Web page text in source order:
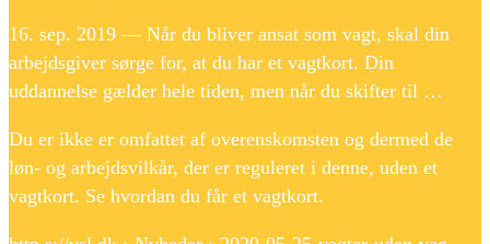
16. sep. 2019 — Når du bliver ansat som vagt, skal din
arbejdsgiver sørge for, at du har et vagtkort. Din
uddannelse gælder hele tiden, men når du skifter til …
Du er ikke er omfattet af overenskomsten og dermed de
løn- og arbejdsvilkår, der er reguleret i denne, uden et
vagtkort. Se hvordan du får et vagtkort.